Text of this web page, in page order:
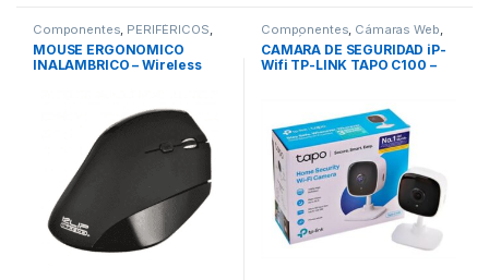
Componentes, PERIFÉRICOS,
Mouse
MOUSE ERGONOMICO
INALAMBRICO – Wireless
Componentes, Cámaras Web,
PERIFÉRICOS ,Webcam,REDES
CAMARA DE SEGURIDAD iP-
Wifi TP-LINK TAPO C100 –